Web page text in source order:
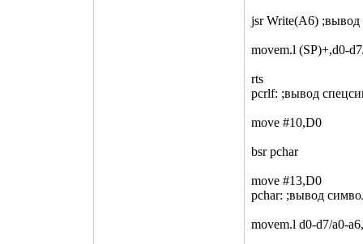
jsr Write(A6) ;вывод
movem.l (SP)+,d0-
rts
pcrlf: ;вывод
move #10,D0
bsr pchar
move #13,D0
pchar: ;вывод
movem.l d0-d7/a0-